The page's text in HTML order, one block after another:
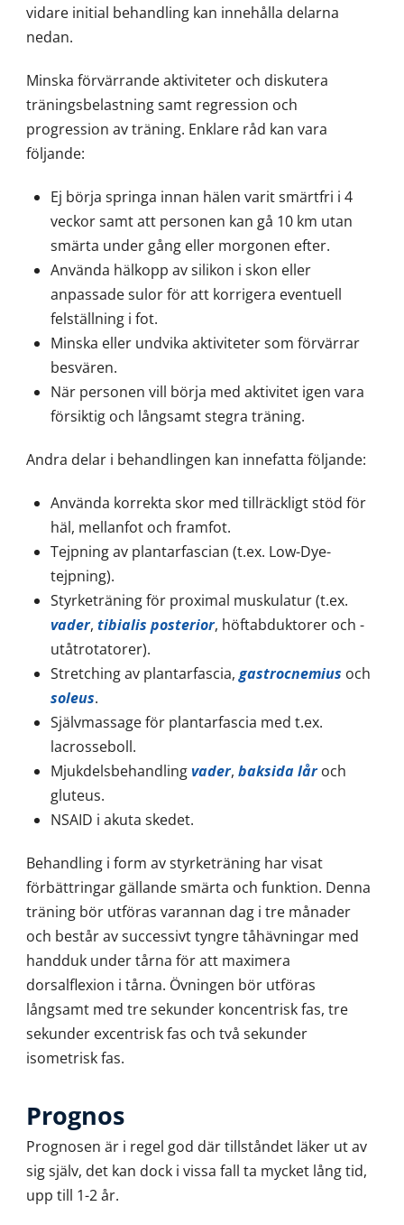
vidare initial behandling kan innehålla delarna
nedan.
Minska förvärrande aktiviteter och diskutera
träningsbelastning samt regression och
progression av träning. Enklare råd kan vara
följande:
Ej börja springa innan hälen varit smärtfri i 4
veckor samt att personen kan gå 10 km utan
smärta under gång eller morgonen efter.
Använda hälkopp av silikon i skon eller
anpassade sulor för att korrigera eventuell
felställning i fot.
Minska eller undvika aktiviteter som förvärrar
besvären.
När personen vill börja med aktivitet igen vara
försiktig och långsamt stegra träning.
Andra delar i behandlingen kan innefatta följande:
Använda korrekta skor med tillräckligt stöd för
häl, mellanfot och framfot.
Tejpning av plantarfascian (t.ex. Low-Dye-
tejpning).
Styrketräning för proximal muskulatur (t.ex.
vader, tibialis posterior, höftabduktorer och -
utåtrotatorer).
Stretching av plantarfascia, gastrocnemius och
soleus.
Självmassage för plantarfascia med t.ex.
lacrosseboll.
Mjukdelsbehandlingvader, baksida låroch
gluteus.
NSAID i akuta skedet.
Behandling i form av styrketräning har visat
förbättringar gällande smärta och funktion. Denna
träning bör utföras varannan dag i tre månader
och består av successivt tyngre tåhävningar med
handduk under tårna för att maximera
dorsalflexion i tårna. Övningen bör utföras
långsamt med tre sekunder koncentrisk fas, tre
sekunder excentrisk fas och två sekunder
isometrisk fas.
Prognos
Prognosen är i regel god där tillståndet läker ut av
sig själv, det kan dock i vissa fall ta mycket lång tid,
upp till 1-2 år.